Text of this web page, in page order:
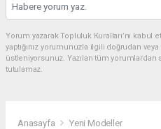
Yorum yazarak Topluluk Kuralları’nı
yaptığınız yorumunuzla ilgili doğrudan
üstleniyorsunuz. Yazılan tüm
tutulamaz.
Anasayfa Yeni Modeller